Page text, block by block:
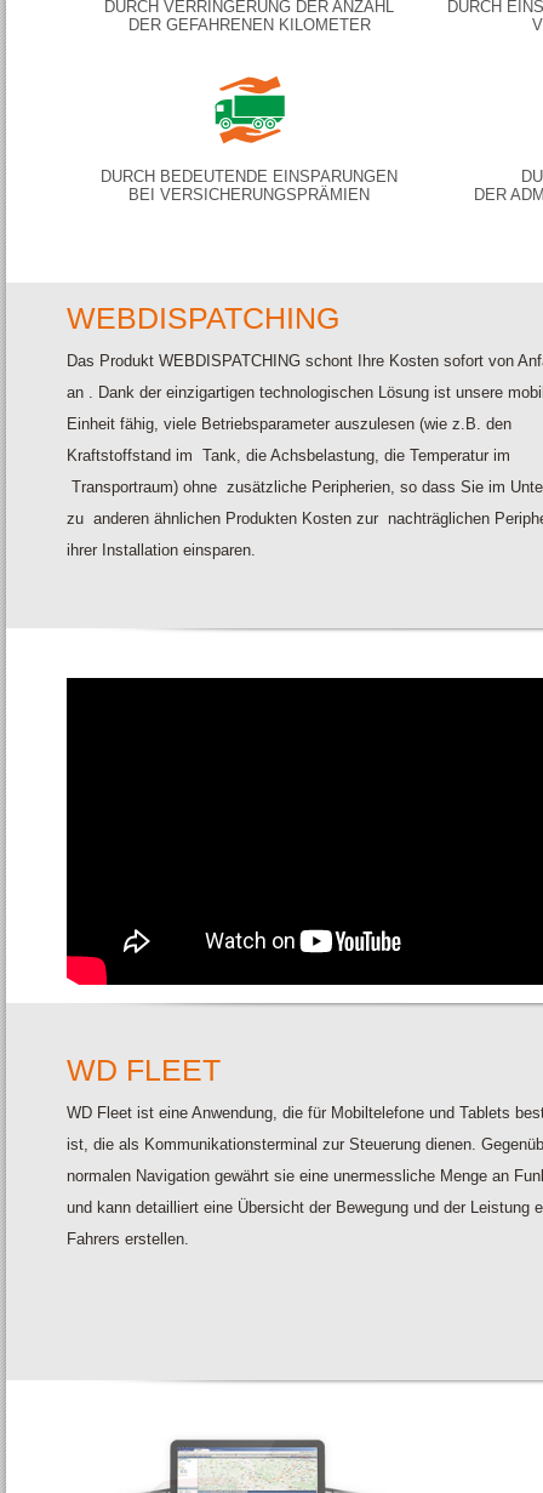
DURCH VERRINGERUNG DER ANZAHL
DER GEFAHRENEN KILOMETER
DURCH
DURCH BEDEUTENDE EINSPARUNGEN
BEI VERSICHERUNGSPRÄMIEN
DER
WEBDISPATCHING
Das Produkt WEBDISPATCHING schont Ihre Kosten sofort von
an . Dank der einzigartigen technologischen Lösung ist unsere
Einheit fähig, viele Betriebsparameter auszulesen (wie z.B. den
Kraftstoffstand im Tank, die Achsbelastung, die Temperatur im
Transportraum) ohne zusätzliche Peripherien, so dass Sie im
zu anderen ähnlichen Produkten Kosten zur nachträglichen
ihrer Installation einsparen.
WD FLEET
WD Fleet ist eine Anwendung, die für Mobiltelefone und Tablets
ist, die als Kommunikationsterminal zur Steuerung dienen.
normalen Navigation gewährt sie eine unermessliche Menge an
und kann detailliert eine Übersicht der Bewegung und der Leistung
Fahrers erstellen.